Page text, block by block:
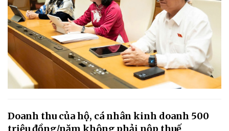
Doanh thu của hộ, cá nhân kinh doanh 500